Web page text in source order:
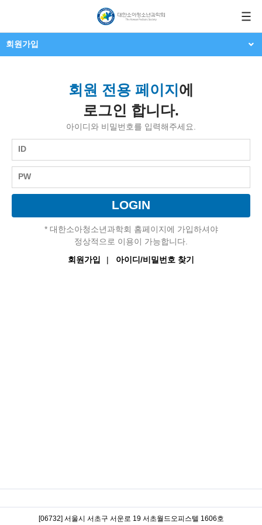
회원가입
회원 전용 페이지 에
로그인 합니다.
아이디와 비밀번호를 입력해주세요.
ID
PW
* 대한소아청소년과학회 홈페이지에 가입하셔야
정상적으로 이용이 가능합니다.
회원가입
아이디/비밀번호 찾기
[06732] 서울시 서초구 서운로 19 서초월드오피스텔 1606호